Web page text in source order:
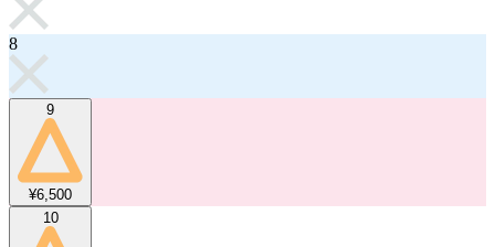
8
9
¥6,500
10